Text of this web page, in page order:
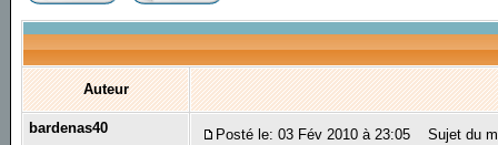
Auteur
bardenas40 Posté le: 03 Fév 2010 à 23:05 Sujet du